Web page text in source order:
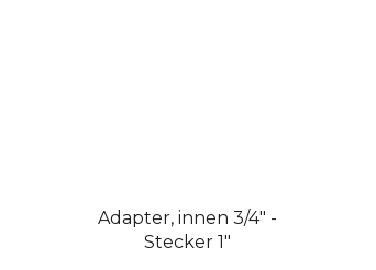
Adapter, innen 3/4" -
Stecker 1"